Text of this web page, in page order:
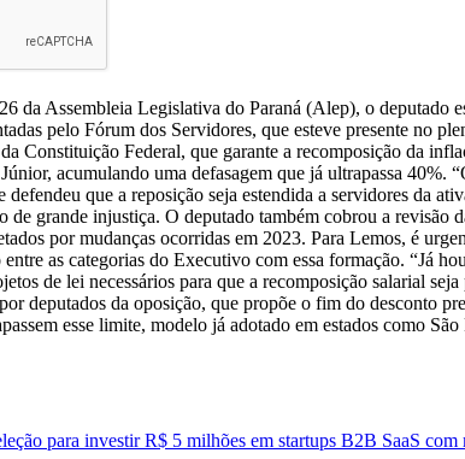
da Assembleia Legislativa do Paraná (Alep), o
pelo Fórum dos Servidores, que esteve presente no
Constituição Federal, que garante a recomposição da
acumulando uma defasagem que já ultrapassa
que a reposição seja estendida a servidores da
de grande injustiça. O deputado também cobrou a
por mudanças ocorridas em 2023. Para Lemos, é
as categorias do Executivo com essa formação. “Já
de lei necessários para que a recomposição salarial
deputados da oposição, que propõe o fim do desconto
esse limite, modelo já adotado em estados como